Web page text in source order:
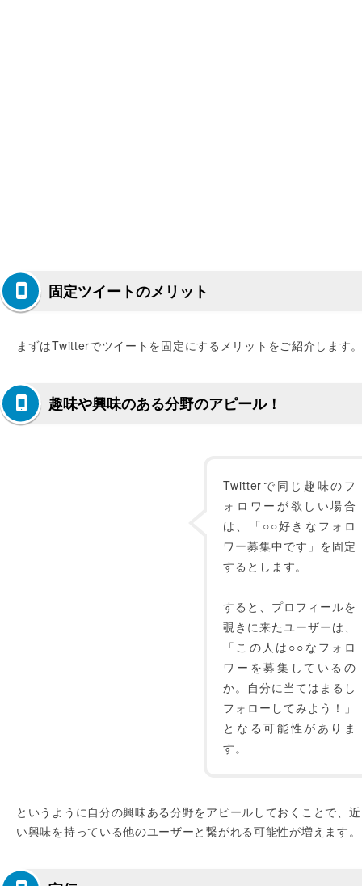
固定ツイートのメリット
まずはTwitterでツイートを固定にするメリットをご紹介します
趣味や興味のある分野のアピール！
Twitterで同じ趣味のフ
ォロワーが欲しい場合
は、「○○好きなフォロ
ワー募集中です」を固定
するとします。
すると、プロフィールを
覗きに来たユーザーは、
「この人は○○なフォロ
ワーを募集しているの
か。自分に当てはまるし
フォローしてみよう！」
となる可能性がありま
す。
というように自分の興味ある分野をアピールしておくことで、
い興味を持っている他のユーザーと繋がれる可能性が増えます。